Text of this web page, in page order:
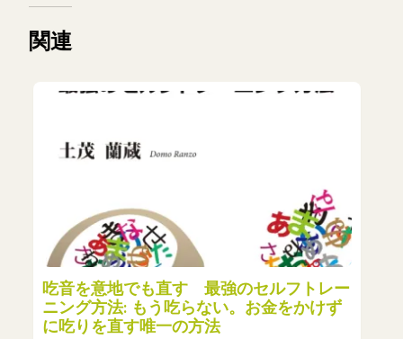
関連
吃音を意地でも直す 最強のセルフトレー
ニング方法: もう吃らない。お金をかけず
に吃りを直す唯一の方法